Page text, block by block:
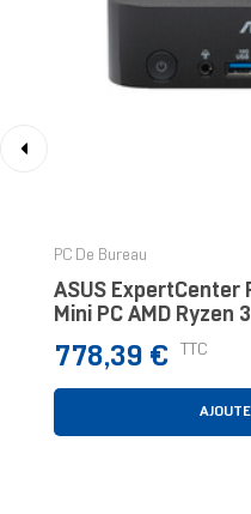
PC De Bureau
ASUS
Mini PC AMD Ryzen
Prix
778,39 € TTC